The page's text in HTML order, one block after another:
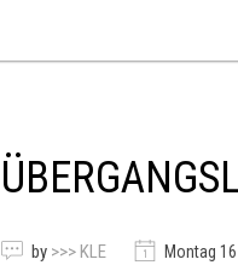
by >>> KLE Montag